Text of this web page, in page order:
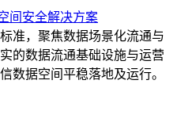
间安全解决方案
准，聚焦数据场景化流通与
的数据流通基础设施与运营
数据空间平稳落地及运行。